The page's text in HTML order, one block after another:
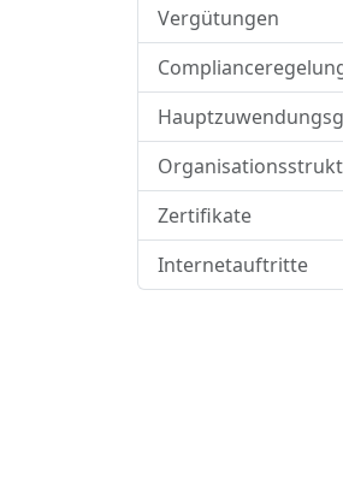
Vergütungen
Zertifikate
Internetauftritte